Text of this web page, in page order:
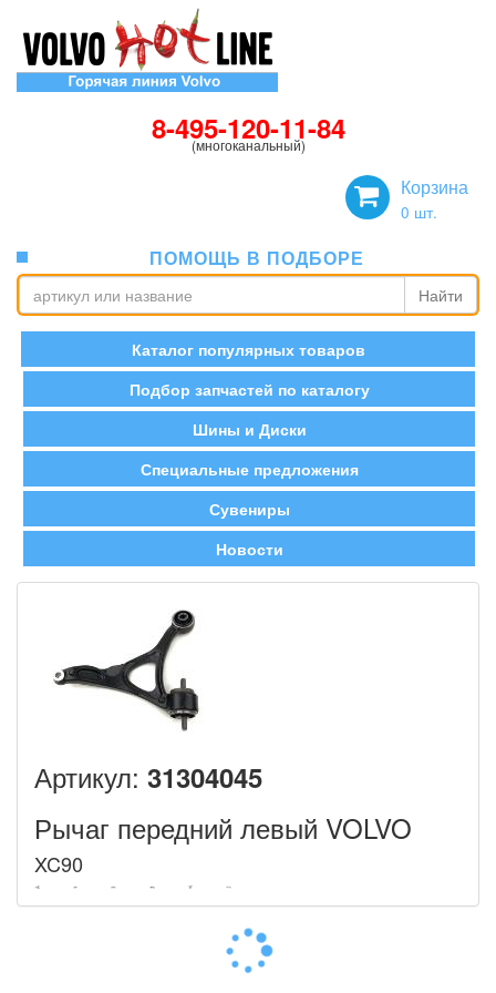
8-495-120-11-84
(многоканальный)
Корзина
0 шт.
ПОМОЩЬ В ПОДБОРЕ
Найти
Каталог популярных товаров
Подбор запчастей по каталогу
Шины и Диски
Специальные предложения
Сувениры
Новости
Артикул: 31304045
Рычаг передний левый VOLVO
XC90